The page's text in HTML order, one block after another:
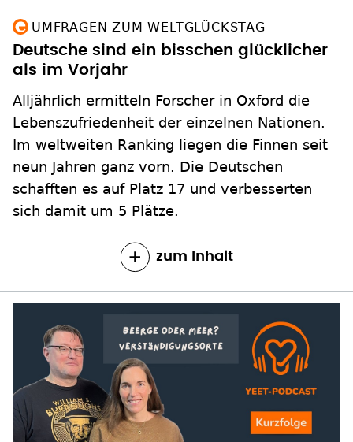
UMFRAGEN ZUM WELTGLÜCKSTAG
Deutsche sind ein bisschen glücklicher
als im Vorjahr
Alljährlich ermitteln Forscher in Oxford die
Lebenszufriedenheit der einzelnen Nationen.
Im weltweiten Ranking liegen die Finnen seit
neun Jahren ganz vorn. Die Deutschen
schafften es auf Platz 17 und verbesserten
sich damit um 5 Plätze.
zum Inhalt